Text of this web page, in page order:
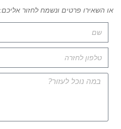
או השאירו פרטים ונשמח לחזור אליכם: